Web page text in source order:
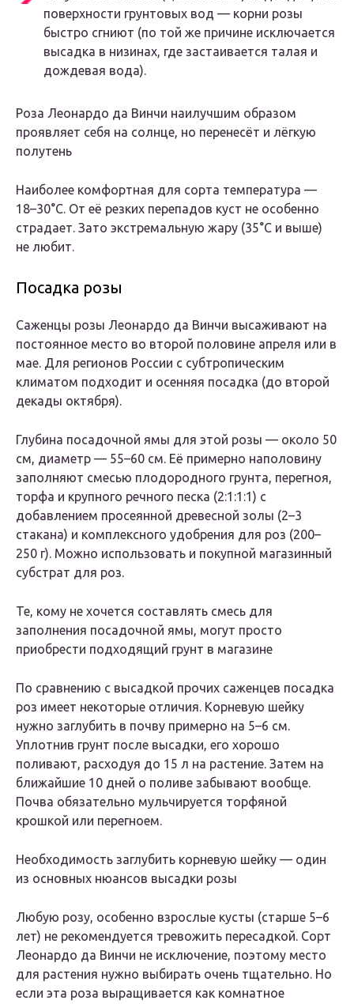
поверхности грунтовых вод — корни розы
быстро сгниют (по той же причине исключается
высадка в низинах, где застаивается талая и
дождевая вода).
Роза Леонардо да Винчи наилучшим образом
проявляет себя на солнце, но перенесёт и лёгкую
полутень
Наиболее комфортная для сорта температура —
18–30°C. От её резких перепадов куст не особенно
страдает. Зато экстремальную жару (35°C и выше)
не любит.
Посадка розы
Саженцы розы Леонардо да Винчи высаживают на
постоянное место во второй половине апреля или в
мае. Для регионов России с субтропическим
климатом подходит и осенняя посадка (до второй
декады октября).
Глубина посадочной ямы для этой розы — около 50
см, диаметр — 55–60 см. Её примерно наполовину
заполняют смесью плодородного грунта, перегноя,
торфа и крупного речного песка (2:1:1:1) с
добавлением просеянной древесной золы (2–3
стакана) и комплексного удобрения для роз (200–
250 г). Можно использовать и покупной магазинный
субстрат для роз.
Те, кому не хочется составлять смесь для
заполнения посадочной ямы, могут просто
приобрести подходящий грунт в магазине
По сравнению с высадкой прочих саженцев посадка
роз имеет некоторые отличия. Корневую шейку
нужно заглубить в почву примерно на 5–6 см.
Уплотнив грунт после высадки, его хорошо
поливают, расходуя до 15 л на растение. Затем на
ближайшие 10 дней о поливе забывают вообще.
Почва обязательно мульчируется торфяной
крошкой или перегноем.
Необходимость заглубить корневую шейку — один
из основных нюансов высадки розы
Любую розу, особенно взрослые кусты (старше 5–6
лет) не рекомендуется тревожить пересадкой. Сорт
Леонардо да Винчи не исключение, поэтому место
для растения нужно выбирать очень тщательно. Но
если эта роза выращивается как комнатное